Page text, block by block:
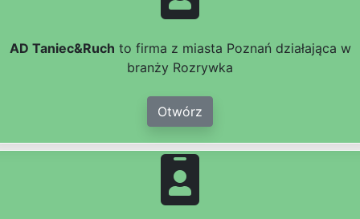
AD Taniec&Ruch to firma z miasta Poznań działająca w
branży Rozrywka
Otwórz